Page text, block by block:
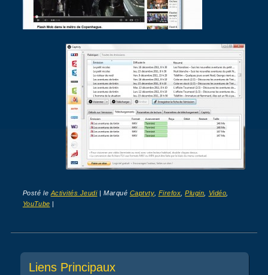
Posté le Activités Jeudi |Marqué Captvty, Firefox ,Plugin Vidéo
YouTube |
Post navigation
Liens Principaux